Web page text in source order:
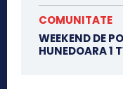
COMUNITATE
WEEKEND DE
HUNEDOARA 1